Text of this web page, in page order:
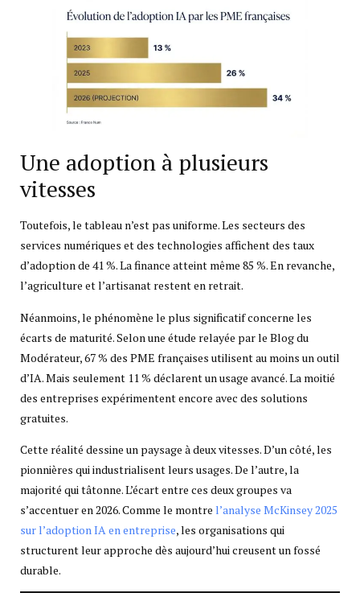
Une adoption à plusieurs
vitesses
Toutefois, le tableau n’est pas uniforme. Les secteurs des
services numériques et des technologies affichent des taux
d’adoption de 41 %. La finance atteint même 85 %. En revanche,
l’agriculture et l’artisanat restent en retrait.
Néanmoins, le phénomène le plus significatif concerne les
écarts de maturité. Selon une étude relayée par le Blog du
Modérateur, 67 % des PME françaises utilisent au moins un outil
d’IA. Mais seulement 11 % déclarent un usage avancé. La moitié
des entreprises expérimentent encore avec des solutions
gratuites.
Cette réalité dessine un paysage à deux vitesses. D’un côté, les
pionnières qui industrialisent leurs usages. De l’autre, la
majorité qui tâtonne. L’écart entre ces deux groupes va
s’accentuer en 2026. Comme le montre l’analyse McKinsey 2025
sur l’adoption IA en entreprise, les organisations qui
structurent leur approche dès aujourd’hui creusent un fossé
durable.